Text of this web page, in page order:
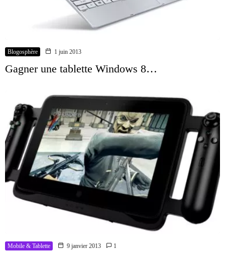
Blogosphère 1 juin 2013
Gagner une tablette Windows 8…
Mobile & Tablette 9 janvier 2013 1